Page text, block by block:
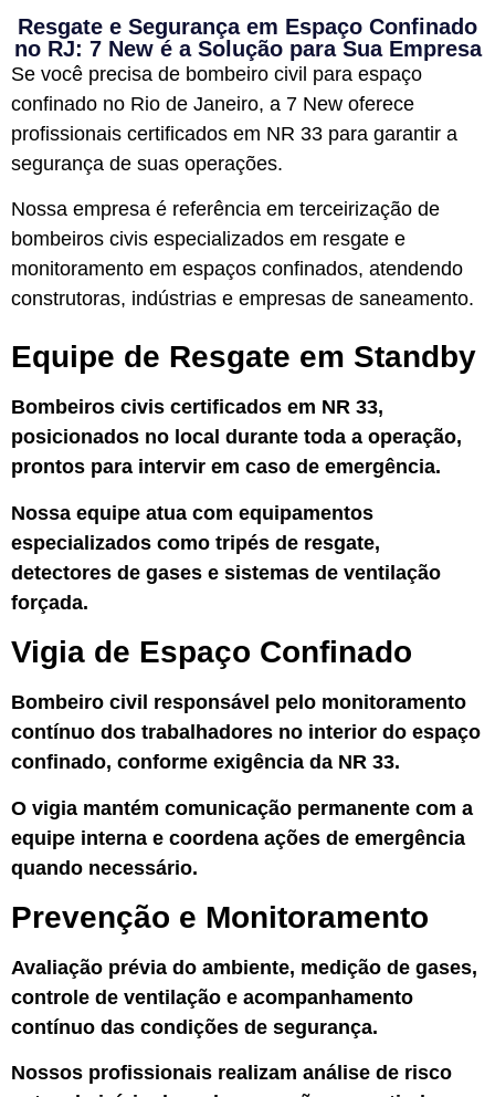
Resgate e Segurança em Espaço Confinado
no RJ: 7 New é a Solução para Sua Empresa
Se você precisa de bombeiro civil para espaço
confinado no Rio de Janeiro, a 7 New oferece
profissionais certificados em NR 33 para garantir a
segurança de suas operações.
Nossa empresa é referência em terceirização de
bombeiros civis especializados em resgate e
monitoramento em espaços confinados, atendendo
construtoras, indústrias e empresas de saneamento.
Equipe de Resgate em Standby
Bombeiros civis certificados em NR 33,
posicionados no local durante toda a operação,
prontos para intervir em caso de emergência.
Nossa equipe atua com equipamentos
especializados como tripés de resgate,
detectores de gases e sistemas de ventilação
forçada.
Vigia de Espaço Confinado
Bombeiro civil responsável pelo monitoramento
contínuo dos trabalhadores no interior do espaço
confinado, conforme exigência da NR 33.
O vigia mantém comunicação permanente com a
equipe interna e coordena ações de emergência
quando necessário.
Prevenção e Monitoramento
Avaliação prévia do ambiente, medição de gases,
controle de ventilação e acompanhamento
contínuo das condições de segurança.
Nossos profissionais realizam análise de risco